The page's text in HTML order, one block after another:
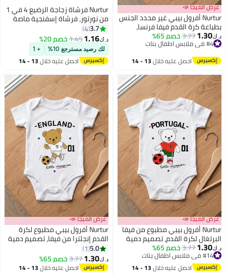
عرض الميجا 📣
Nurtur أفرول بيبي غير محدد الجنس
بطباعة كرة القدم فيفا فرنسا،
رسمة دبدوب البطل الصغير، بدلة
قطنية ناعمة للأطفال - أبيض
د.ك‏1.30
3.77خصم 65%
#4 في ملابس اطفال بنات
احصل عليه خلال 13 - 14
Nurtur فرشاة زجاجة الرضيع 4 في 1
من نورتور، فرشاة إسفنجية ماصة
للتنظيف الفعال مع فرشاة الحلمة
وملاقط معقمة مرفقة
3.7
4
د.ك‏1.16
1.45خصم 20%
لك رصيد مسترجع 10% + 1
احصل عليه خلال 13 - 14
عرض الميجا 📣
Nurtur أفرول بيبي مطبوع من فيفا
البرتغال لكرة القدم، تصميم دمية
البطل الصغير، بدلة قطنية ناعمة
للأطفال - أبيض
د.ك‏1.30
3.77خصم 65%
#14 في ملابس اطفال بنات
#14 في ملابس اطفال بنات احصل عليه خلال 13 - 14
عرض الميجا 📣
Nurtur أفرول بيبي مطبوع لكرة
القدم إنجلترا من فيفا، تصميم دمية
بطل صغير، بدلة قطنية ناعمة
للأطفال - أبيض
5.0
1
د.ك‏1.30
3.77خصم 65%
احصل عليه خلال 13 - 14